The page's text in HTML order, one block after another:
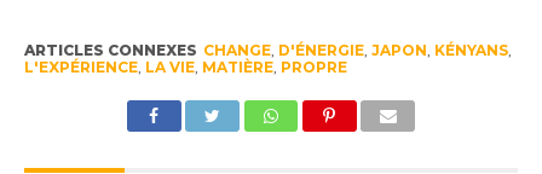
ARTICLES CONNEXES CHANGE, D'ÉNERGIE, JAPON KÉNYANS,
L'EXPÉRIENCE, LA VIE, MATIÈRE, PROPRE